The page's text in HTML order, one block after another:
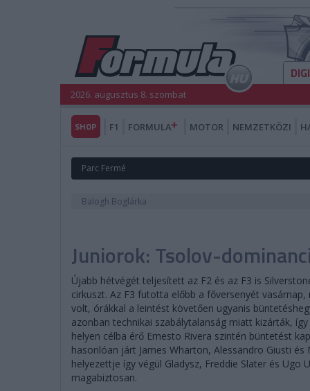
2026. augusztus 8. szombat
SHOP F1 FORMULA MOTOR NEMZETKÖZI
Parc Fermé
Balogh Boglárka
Juniorok: Tsolov-
Újabb hétvégét teljesített az F2 és az F3 is
cirkuszt. Az F3 futotta előbb a főversenyét
volt, órákkal a leintést követően ugyanis
azonban technikai szabálytalanság miatt kizárták,
helyen célba érő Ernesto Rivera szintén büntetést
hasonlóan járt James Wharton, Alessandro Giusti
helyezettje így végül Gladysz, Freddie Slater és
magabiztosan.